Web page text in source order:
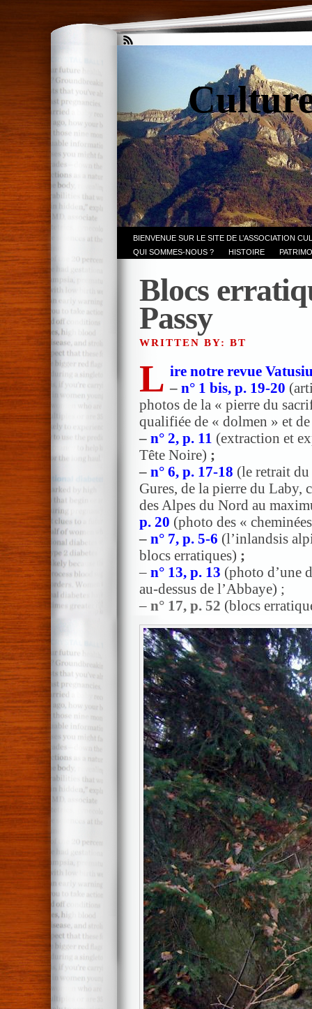
BIENVENUE SUR LE SITE DE L’ASSOCIATION
QUI SOMMES-NOUS ?
HISTOIRE
Blocs
Passy
WRITTEN BY: BT
L ire notre revue
– n° 1 bis, p. 19-20
photos de la « pierre du
qualifiée de « dolmen » et
– n° 2, p. 11 (extraction et
Tête Noire) ;
– n° 6, p. 17-18 (le retrait du
Gures, de la pierre du Laby,
des Alpes du Nord au
p. 20 (photo des «
– n° 7, p. 5-6 (l’inlandsis
blocs erratiques) ;
– n° 13, p. 13 (photo d’une
au-dessus de l’Abbaye) ;
– n° 17, p. 52 (blocs